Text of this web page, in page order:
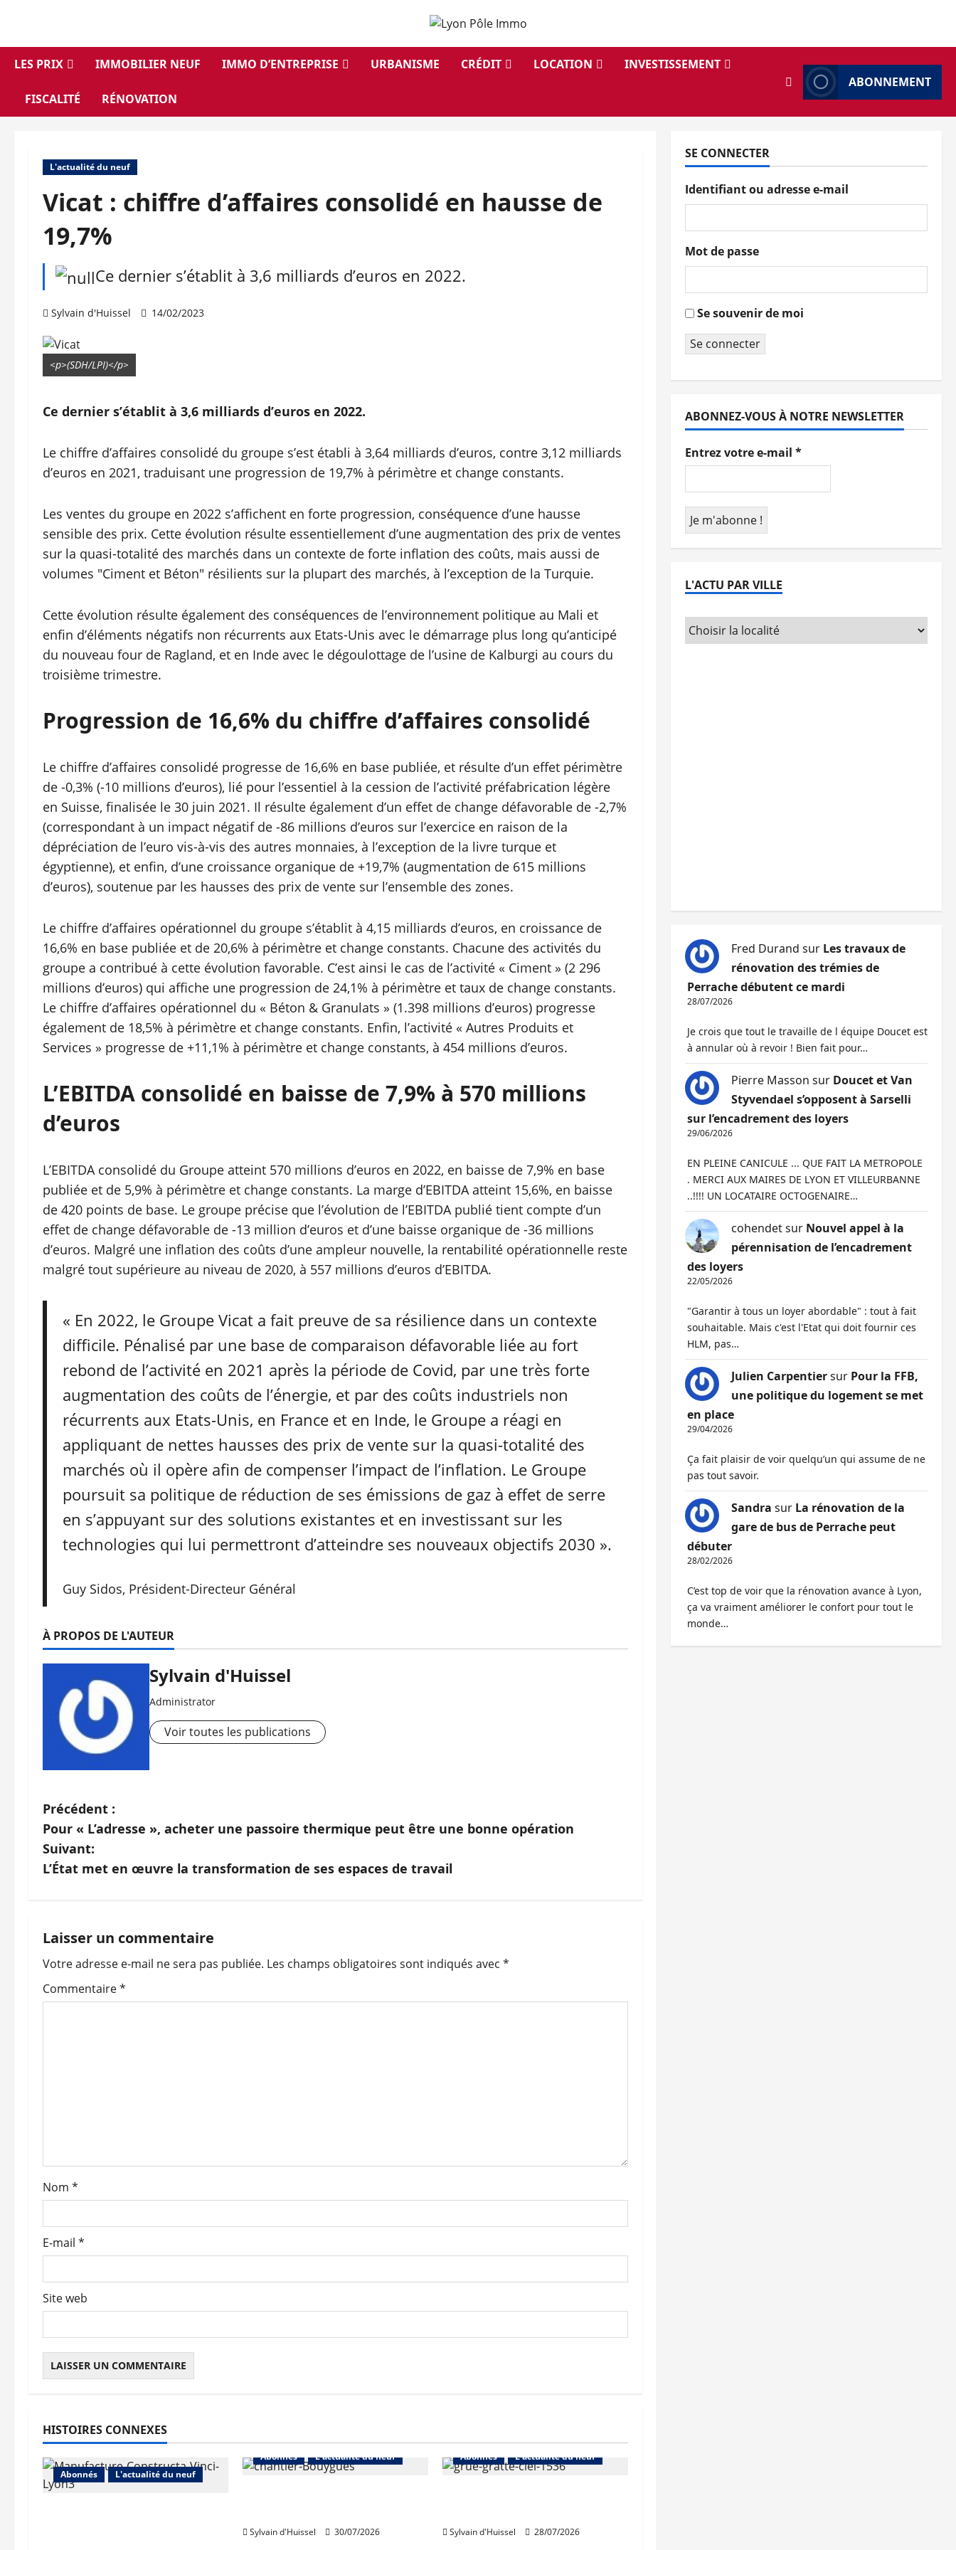
contenu
LES PRIX
IMMOBILIER NEUF IMMO D’ENTREPRISE URBANISME CRÉDIT LOCATION INVESTISSEMENT
FISCALITÉ RÉNOVATION
ABONNEMENT
L'actualité du neuf
Vicat : chiffre d’affaires consolidé en hausse de
19,7%
Ce dernier s’établit à 3,6 milliards d’euros en 2022.
Sylvain d'Huissel 14/02/2023
<p>(SDH/LPI)</p>
Ce dernier s’établit à 3,6 milliards d’euros en 2022.
Le chiffre d’affaires consolidé du groupe s’est établi à 3,64 milliards d’euros, contre 3,12 milliards
d’euros en 2021, traduisant une progression de 19,7% à périmètre et change constants.
Les ventes du groupe en 2022 s’affichent en forte progression, conséquence d’une hausse
sensible des prix. Cette évolution résulte essentiellement d’une augmentation des prix de ventes
sur la quasi-totalité des marchés dans un contexte de forte inflation des coûts, mais aussi de
volumes "Ciment et Béton" résilients sur la plupart des marchés, à l’exception de la Turquie.
Cette évolution résulte également des conséquences de l’environnement politique au Mali et
enfin d’éléments négatifs non récurrents aux Etats-Unis avec le démarrage plus long qu’anticipé
du nouveau four de Ragland, et en Inde avec le dégoulottage de l’usine de Kalburgi au cours du
troisième trimestre.
Progression de 16,6% du chiffre d’affaires consolidé
Le chiffre d’affaires consolidé progresse de 16,6% en base publiée, et résulte d’un effet périmètre
de -0,3% (-10 millions d’euros), lié pour l’essentiel à la cession de l’activité préfabrication légère
en Suisse, finalisée le 30 juin 2021. Il résulte également d’un effet de change défavorable de -2,7%
(correspondant à un impact négatif de -86 millions d’euros sur l’exercice en raison de la
dépréciation de l’euro vis-à-vis des autres monnaies, à l’exception de la livre turque et
égyptienne), et enfin, d’une croissance organique de +19,7% (augmentation de 615 millions
d’euros), soutenue par les hausses des prix de vente sur l’ensemble des zones.
Le chiffre d’affaires opérationnel du groupe s’établit à 4,15 milliards d’euros, en croissance de
16,6% en base publiée et de 20,6% à périmètre et change constants. Chacune des activités du
groupe a contribué à cette évolution favorable. C’est ainsi le cas de l’activité « Ciment » (2 296
millions d’euros) qui affiche une progression de 24,1% à périmètre et taux de change constants.
Le chiffre d’affaires opérationnel du « Béton & Granulats » (1.398 millions d’euros) progresse
également de 18,5% à périmètre et change constants. Enfin, l’activité « Autres Produits et
Services » progresse de +11,1% à périmètre et change constants, à 454 millions d’euros.
L’EBITDA consolidé en baisse de 7,9% à 570 millions
d’euros
L’EBITDA consolidé du Groupe atteint 570 millions d’euros en 2022, en baisse de 7,9% en base
publiée et de 5,9% à périmètre et change constants. La marge d’EBITDA atteint 15,6%, en baisse
de 420 points de base. Le groupe précise que l’évolution de l’EBITDA publié tient compte d’un
effet de change défavorable de -13 million d’euros et d’une baisse organique de -36 millions
d’euros. Malgré une inflation des coûts d’une ampleur nouvelle, la rentabilité opérationnelle reste
malgré tout supérieure au niveau de 2020, à 557 millions d’euros d’EBITDA.
« En 2022, le Groupe Vicat a fait preuve de sa résilience dans un contexte
difficile. Pénalisé par une base de comparaison défavorable liée au fort
rebond de l’activité en 2021 après la période de Covid, par une très forte
augmentation des coûts de l’énergie, et par des coûts industriels non
récurrents aux Etats-Unis, en France et en Inde, le Groupe a réagi en
appliquant de nettes hausses des prix de vente sur la quasi-totalité des
marchés où il opère afin de compenser l’impact de l’inflation. Le Groupe
poursuit sa politique de réduction de ses émissions de gaz à effet de serre
en s’appuyant sur des solutions existantes et en investissant sur les
technologies qui lui permettront d’atteindre ses nouveaux objectifs 2030 ».
Guy Sidos, Président-Directeur Général
À PROPOS DE L'AUTEUR
Sylvain d'Huissel
Administrator
Voir toutes les publications
N
a
v
g
a
t
a
r
t
i
c
l
e
Précédent :
Pour « L’adresse », acheter une passoire thermique peut être une bonne opération
Suivant:
L’État met en œuvre la transformation de ses espaces de travail
Laisser un commentaire
Votre adresse e-mail ne sera pas publiée. Les champs obligatoires sont indiqués avec *
Commentaire*
Nom *
E-mail *
Site web
HISTOIRES CONNEXES
Abonnés L'actualité du neuf
Abonnés L'actualité du neuf
Sylvain d'Huissel 30/07/2026
Abonnés L'actualité du neuf
Sylvain d'Huissel 28/07/2026
SE CONNECTER
Identifiant ou adresse e-mail
Mot de passe
Se souvenir de moi
Se connecter
ABONNEZ-VOUS À NOTRE NEWSLETTER
Entrez votre e-mail *
L'ACTU PAR VILLE
Fred Durand sur Les travaux de
rénovation des trémies de
Perrache débutent ce mardi
28/07/2026
Je crois que tout le travaille de l équipe Doucet est
à annular où à revoir ! Bien fait pour…
Pierre Masson sur Doucet et Van
Styvendael s’opposent à Sarselli
sur l’encadrement des loyers
29/06/2026
EN PLEINE CANICULE ... QUE FAIT LA METROPOLE
. MERCI AUX MAIRES DE LYON ET VILLEURBANNE
..!!!! UN LOCATAIRE OCTOGENAIRE…
cohendetsur Nouvel appel à la
pérennisation de l’encadrement
des loyers
22/05/2026
"Garantir à tous un loyer abordable" : tout à fait
souhaitable. Mais c'est l'Etat qui doit fournir ces
HLM, pas…
Julien Carpentiersur Pour la FFB,
une politique du logement se met
en place
29/04/2026
Ça fait plaisir de voir quelqu’un qui assume de ne
pas tout savoir.
Sandra sur La rénovation de la
gare de bus de Perrache peut
débuter
28/02/2026
C’est top de voir que la rénovation avance à Lyon,
ça va vraiment améliorer le confort pour tout le
monde…